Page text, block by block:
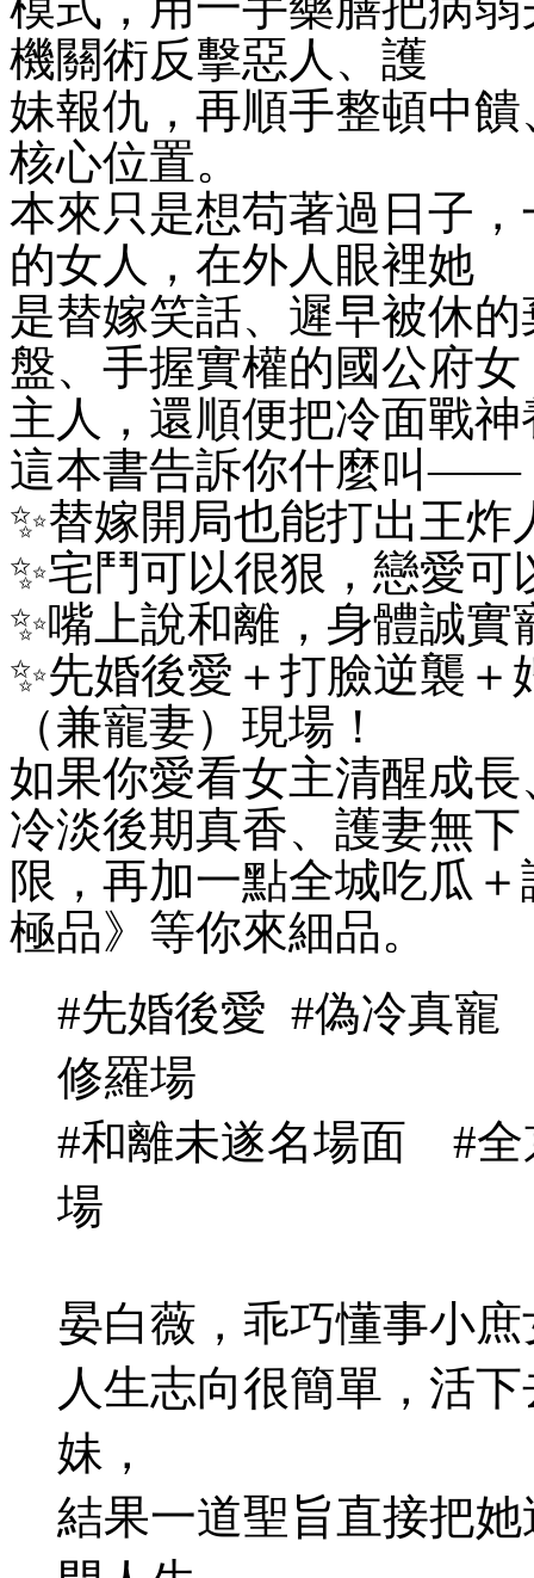
機關術反擊惡人、護
妹報仇，再順手整頓中
核心位置。
本來只是想苟著過日子
的女人，在外人眼裡她
是替嫁笑話、遲早被休
盤、手握實權的國公府女
主人，還順便把冷面戰
這本書告訴你什麼叫——
✨替嫁開局也能打出王炸
✨宅鬥可以很狠，戀愛可
✨嘴上說和離，身體誠實
✨先婚後愛＋打臉逆襲
（兼寵妻）現場！
如果你愛看女主清醒成
冷淡後期真香、護妻無下
限，再加一點全城吃瓜
極品》等你來細品。
#先婚後愛 #偽冷真寵
修羅場
#和離未遂名場面
#
場
晏白薇，乖巧懂事小
人生志向很簡單，活
妹，
結果一道聖旨直接把